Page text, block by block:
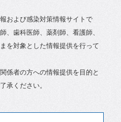
および感染対策情報サイトで
、歯科医師、薬剤師、看護師、
を対象とした情報提供を行って
係者の方への情報提供を目的と
承ください。